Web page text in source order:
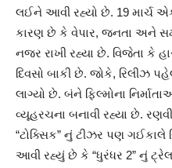
લઈને આવી રહ્યો છે. 19 માર્ચ
કારણ છે કે વેપાર, જનતા અને
નજર રાખી રહ્યા છે. વિજેતા કે
દિવસો બાકી છે. જોકે, રિલીઝ
લાગ્યો છે. બંને ફિલ્મોના
વ્યૂહરચના બનાવી રહ્યા છે.
“ટોક્સિક” નું ટીઝર પણ
આવી રહ્યું છે કે “ધુરંધર 2” નું